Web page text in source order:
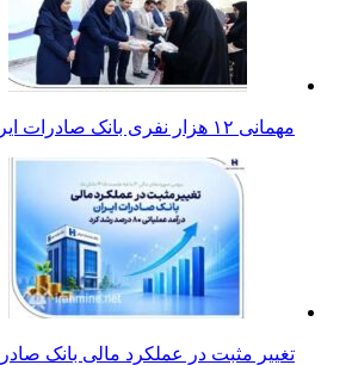
مهمانی ۱۲ هزار نفری بانک صادرات ایران
تغییر مثبت در عملکرد مالی بانک